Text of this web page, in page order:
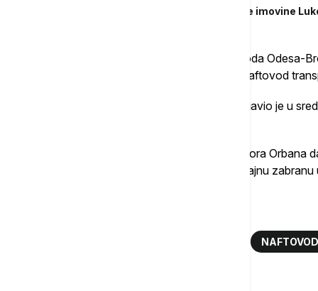
Amerika odložila prodaju međunarodne imovine
Godine 2002, završila je izgradnju naftovoda Odesa-
sa naftovodom Družba, ali je od tada taj naftovod
Ukrajinski predsednik Volodimir Zelenski izjavio je u
Brisel je pozvao mađarskog premijera Viktora Orbana
planira da podnese zakonski predlog za trajnu